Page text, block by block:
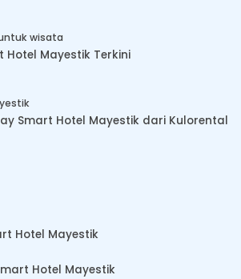
wisata
Mayestik Terkini
Smart Hotel Mayestik dari Kulorental
Hotel Mayestik
Hotel Mayestik